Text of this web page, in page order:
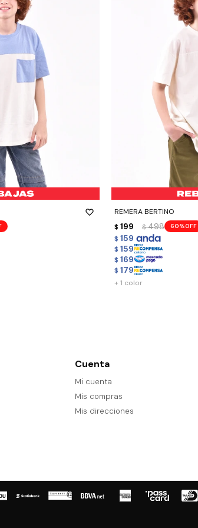
REMERA BERTINO
$ 199 $ 498 60
$ 159
$ 159
$ 169
$ 179
- +
+ 1 color
Cuenta
Mi cuenta
Mis compras
Mis direcciones